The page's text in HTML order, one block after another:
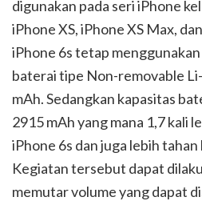
digunakan pada seri iPhone
iPhone XS, iPhone XS Max,
iPhone 6s tetap
baterai tipe Non-removable
mAh. Sedangkan kapasitas
2915 mAh yang mana 1,7 kali
iPhone 6s dan juga lebih tahan
Kegiatan tersebut dapat
memutar volume yang dapat